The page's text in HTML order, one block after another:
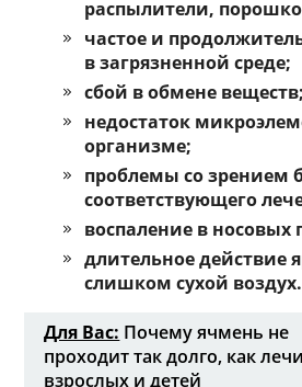
распылители,
частое и
в загрязненной среде;
сбой в обмене веществ;
недостаток
организме;
проблемы со зрением
соответствующего
воспаление в носовых
длительное действие
слишком сухой воздух.
Для Вас: Почему ячмень не
проходит так долго, как
взрослых и детей